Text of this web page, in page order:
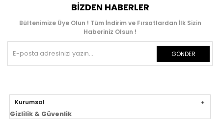
BIZDEN HABERLER
Bültenimize Üye Olun ! Tüm İndirim ve Fırsatlardan İlk Sizin
Haberiniz Olsun !
GÖNDER
Kurumsal
Gizlilik & Güvenlik